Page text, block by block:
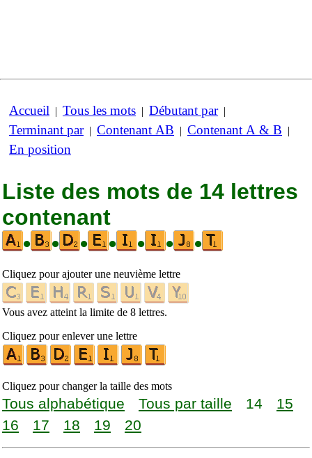
Accueil | Tous les mots | Débutant par|
Terminant par| Contenant AB | Contenant A & B |
En position
Liste des mots de 14 lettres
contenant
•
• • • • • •
Cliquez pour ajouter une neuvième lettre
Vous avez atteint la limite de 8 lettres.
Cliquez pour enlever une lettre
Cliquez pour changer la taille des mots
Tous alphabétique Tous par taille 14
15
16
17 18 19 20